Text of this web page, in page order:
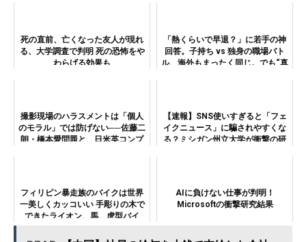
死の直前、亡くなった友人が現れ
る、大学調査で判明 死の恐怖をや
わらげる効果も
「熱くらいで早退？」に若手の神
回答。子持ち vs 独身の職場バト
ル、海外もまったく同じ。でも“真
撮影現場のハラスメントは「個人
のモラル」では防げない──佐藤二
朗・橋本愛問題と、日米英コンプ
【速報】SNS使いすぎると「フェ
イクニュース」に騙されやすくな
る？ミシガン州立大学が衝撃の研
フィリピン暴走族のバイクは世界
一美しくカッコいい 手彫りの木で
できたライオン、馬、虎型バイ
AIに負けない仕事が判明！
Microsoftの衝撃研究結果